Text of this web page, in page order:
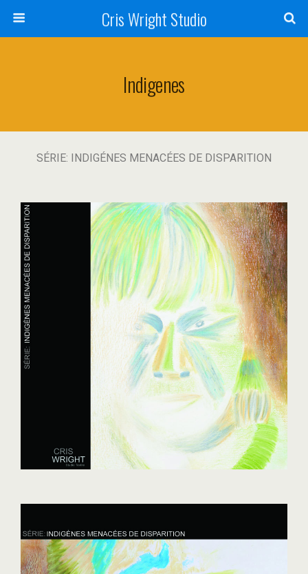
Cris Wright Studio
Indigenes
SÉRIE: INDIGÉNES MENACÉES DE DISPARITION